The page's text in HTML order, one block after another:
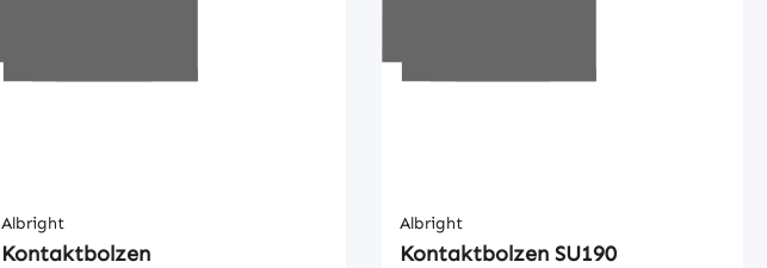
Albright
Kontaktbolzen
Albright
Kontaktbolzen SU190